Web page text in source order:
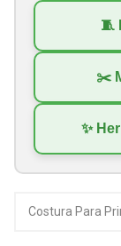
🧵
✂️
✨
Costura Para